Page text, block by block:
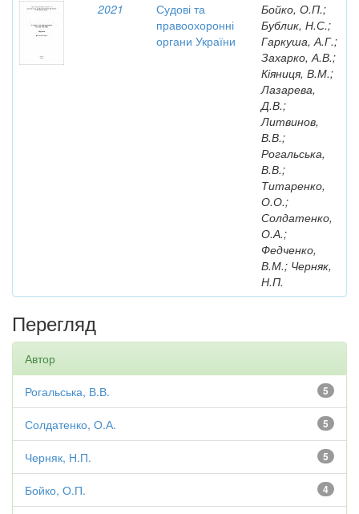
2021
Судові та
правоохоронні
органи України
Бойко, О.П.;
Бублик, Н.С.;
Гаркуша, А.Г.;
Захарко, А.В.;
Кіяниця, В.М.;
Лазарева,
Д.В.;
Литвинов,
В.В.;
Рогальська,
В.В.;
Титаренко,
О.О.;
Солдатенко,
О.А.;
Федченко,
В.М.; Черняк,
Н.П.
Перегляд
Автор
5
Рогальська, В.В.
5
Солдатенко, О.А.
5
Черняк, Н.П.
4
Бойко, О.П.